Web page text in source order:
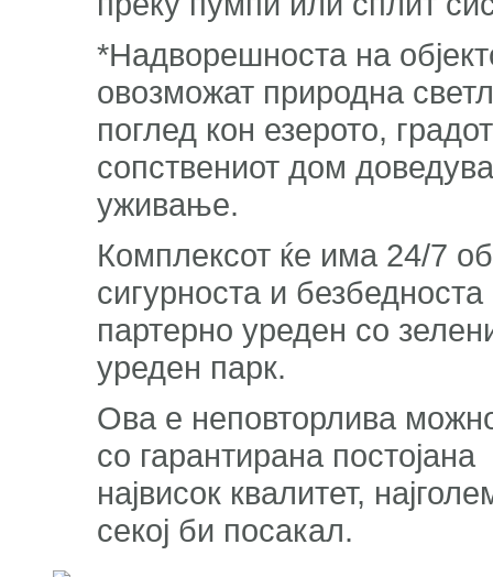
*Надворешноста на
овозможат природна
поглед кон езерото,
сопствениот дом
уживање.
Комплексот ќе има 24/7
сигурноста и
партерно уреден со
уреден парк.
Ова е неповторлива
со гарантирана
највисок квалитет,
секој би посакал.